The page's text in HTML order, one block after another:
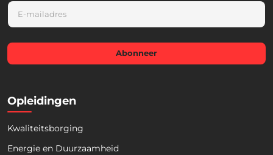
E
a
i
*
Abonneer
Opleidingen
Kwaliteitsborging
Energie en Duurzaamheid